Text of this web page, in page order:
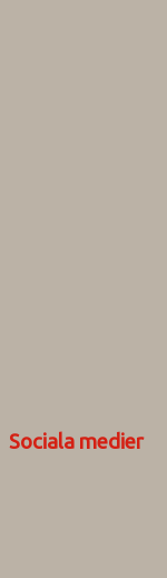
Sociala medier